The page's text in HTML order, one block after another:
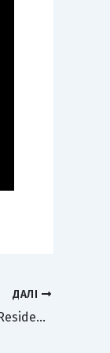
ДАЛІ
Glowal x S.V.E.T. закривають літній сезон на Osocor Residence